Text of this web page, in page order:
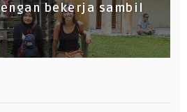
bekerja sambil